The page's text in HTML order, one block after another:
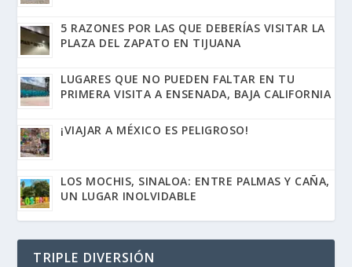
5 RAZONES POR LAS QUE DEBERÍAS VISITAR LA
PLAZA DEL ZAPATO EN TIJUANA
LUGARES QUE NO PUEDEN FALTAR EN TU
PRIMERA VISITA A ENSENADA, BAJA CALIFORNIA
¡VIAJAR A MÉXICO ES PELIGROSO!
LOS MOCHIS, SINALOA: ENTRE PALMAS Y CAÑA,
UN LUGAR INOLVIDABLE
TRIPLE DIVERSIÓN